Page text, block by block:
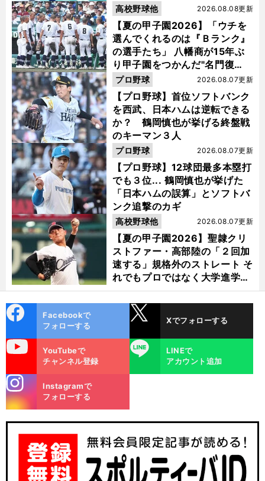
【夏の甲子園2026】「ウチを
選んでくれるのは『Ｂランク』
の選手たち」 八幡商が15年ぶ
り甲子園をつかんだ"名門復
活"の舞台裏
2026.08.08更新
高校野球他
【プロ野球】首位ソフトバンク
を西武、日本ハムは逆転できる
か？ 鶴岡慎也が挙げる終盤戦
のキーマン３人
2026.08.07更新
プロ野球
【プロ野球】12球団最多本塁打
でも３位... 鶴岡慎也が挙げた
「日本ハムの誤算」とソフトバ
ンク追撃のカギ
2026.08.07更新
プロ野球
【夏の甲子園2026】聖隷クリ
ストファー・高部陸の「２回加
速する」規格外のストレート そ
れでもプロではなく大学進学を
選ぶ理由
2026.08.07更新
高校野球他
ok
Facebookで
フォローする
Xでフォローする
YouTubeで
チャンネル登録
LINE
LINEで
アカウント追加
m
Instagramで
フォローする